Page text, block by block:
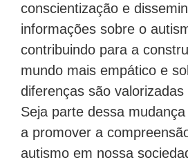
conscientização e
informações sobre o
contribuindo para a
mundo mais empático e
diferenças são valorizadas
Seja parte dessa
a promover a
autismo em nossa